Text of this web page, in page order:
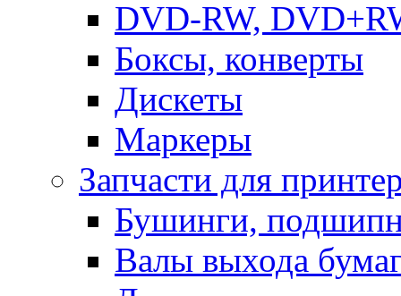
DVD-RW,
Боксы, конверты
Дискеты
Маркеры
Запчасти для
Бушинги,
Валы выхода